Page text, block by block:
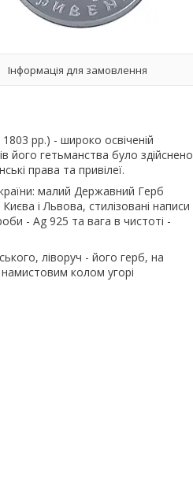
Інформація для замовлення
рр.) - широко освіченій
його гетьманства було здійснено
права та привілеї.
малий Державний Герб
і Львова, стилізовані написи
- Ag 925 та вага в чистоті -
ліворуч - його герб, на
колом угорі